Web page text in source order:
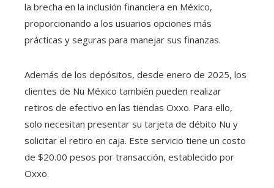
la brecha en la inclusión financiera en México,
proporcionando a los usuarios opciones más
prácticas y seguras para manejar sus finanzas.
Además de los depósitos, desde enero de 2025, los
clientes de Nu México también pueden realizar
retiros de efectivo en las tiendas Oxxo. Para ello,
solo necesitan presentar su tarjeta de débito Nu y
solicitar el retiro en caja. Este servicio tiene un costo
de $20.00 pesos por transacción, establecido por
Oxxo.